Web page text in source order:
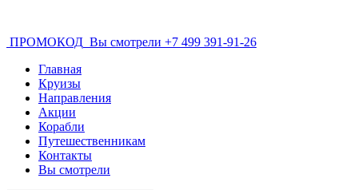
ПРОМОКОД Вы смотрели +7 499 391-91-26
Главная
Круизы
Направления
Акции
Корабли
Путешественникам
Контакты
Вы смотрели